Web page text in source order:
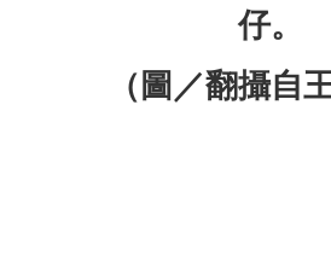
仔。
（圖／翻攝自